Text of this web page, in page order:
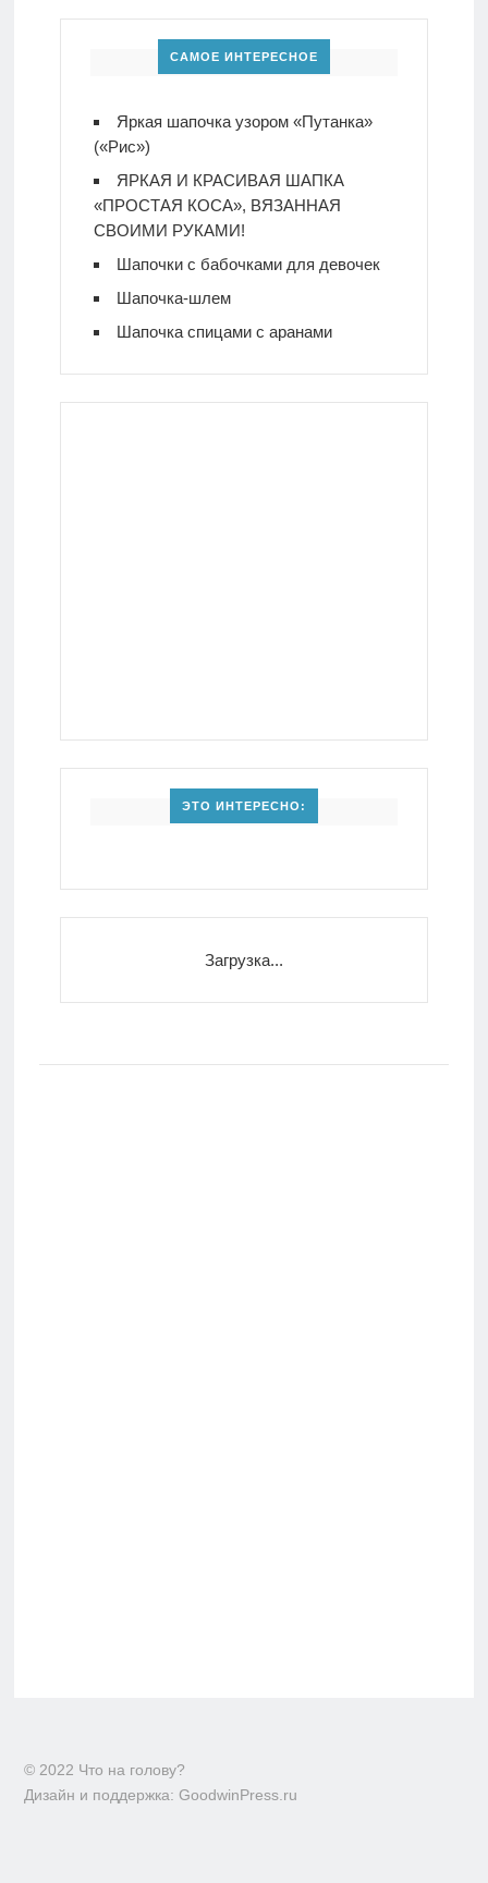
САМОЕ ИНТЕРЕСНОЕ
Яркая шапочка узором «Путанка»
(«Рис»)
ЯРКАЯ И КРАСИВАЯ ШАПКА
«ПРОСТАЯ КОСА», ВЯЗАННАЯ
СВОИМИ РУКАМИ!
Шапочки с бабочками для девочек
Шапочка-шлем
Шапочка спицами с аранами
ЭТО ИНТЕРЕСНО:
Загрузка...
© 2022 Что на голову?
Дизайн и поддержка: GoodwinPress.ru